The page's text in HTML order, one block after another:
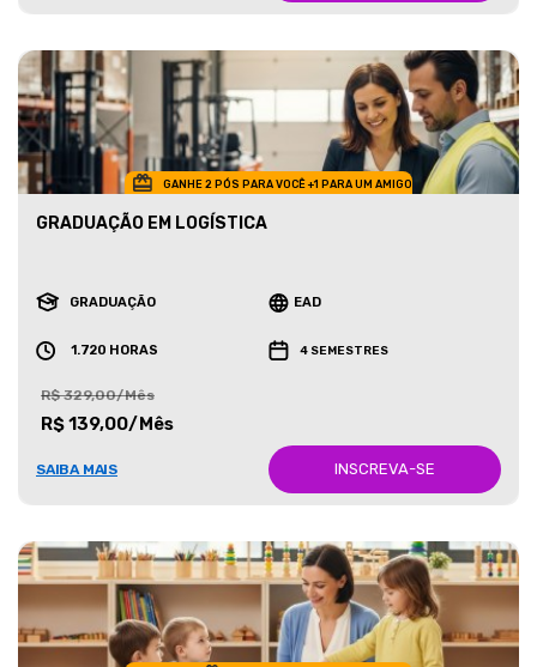
GANHE 2 PÓS PARA VOCÊ +1 PARA UM AMIGO
GRADUAÇÃO EM LOGÍSTICA
GRADUAÇÃO EAD
1.720 HORAS 4 SEMESTRES
R$ 329,00/Mês
R$ 139,00/Mês
SAIBA MAIS INSCREVA-SE